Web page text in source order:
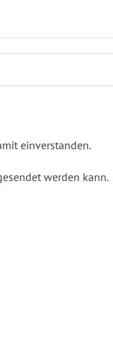
einverstanden.
werden kann.